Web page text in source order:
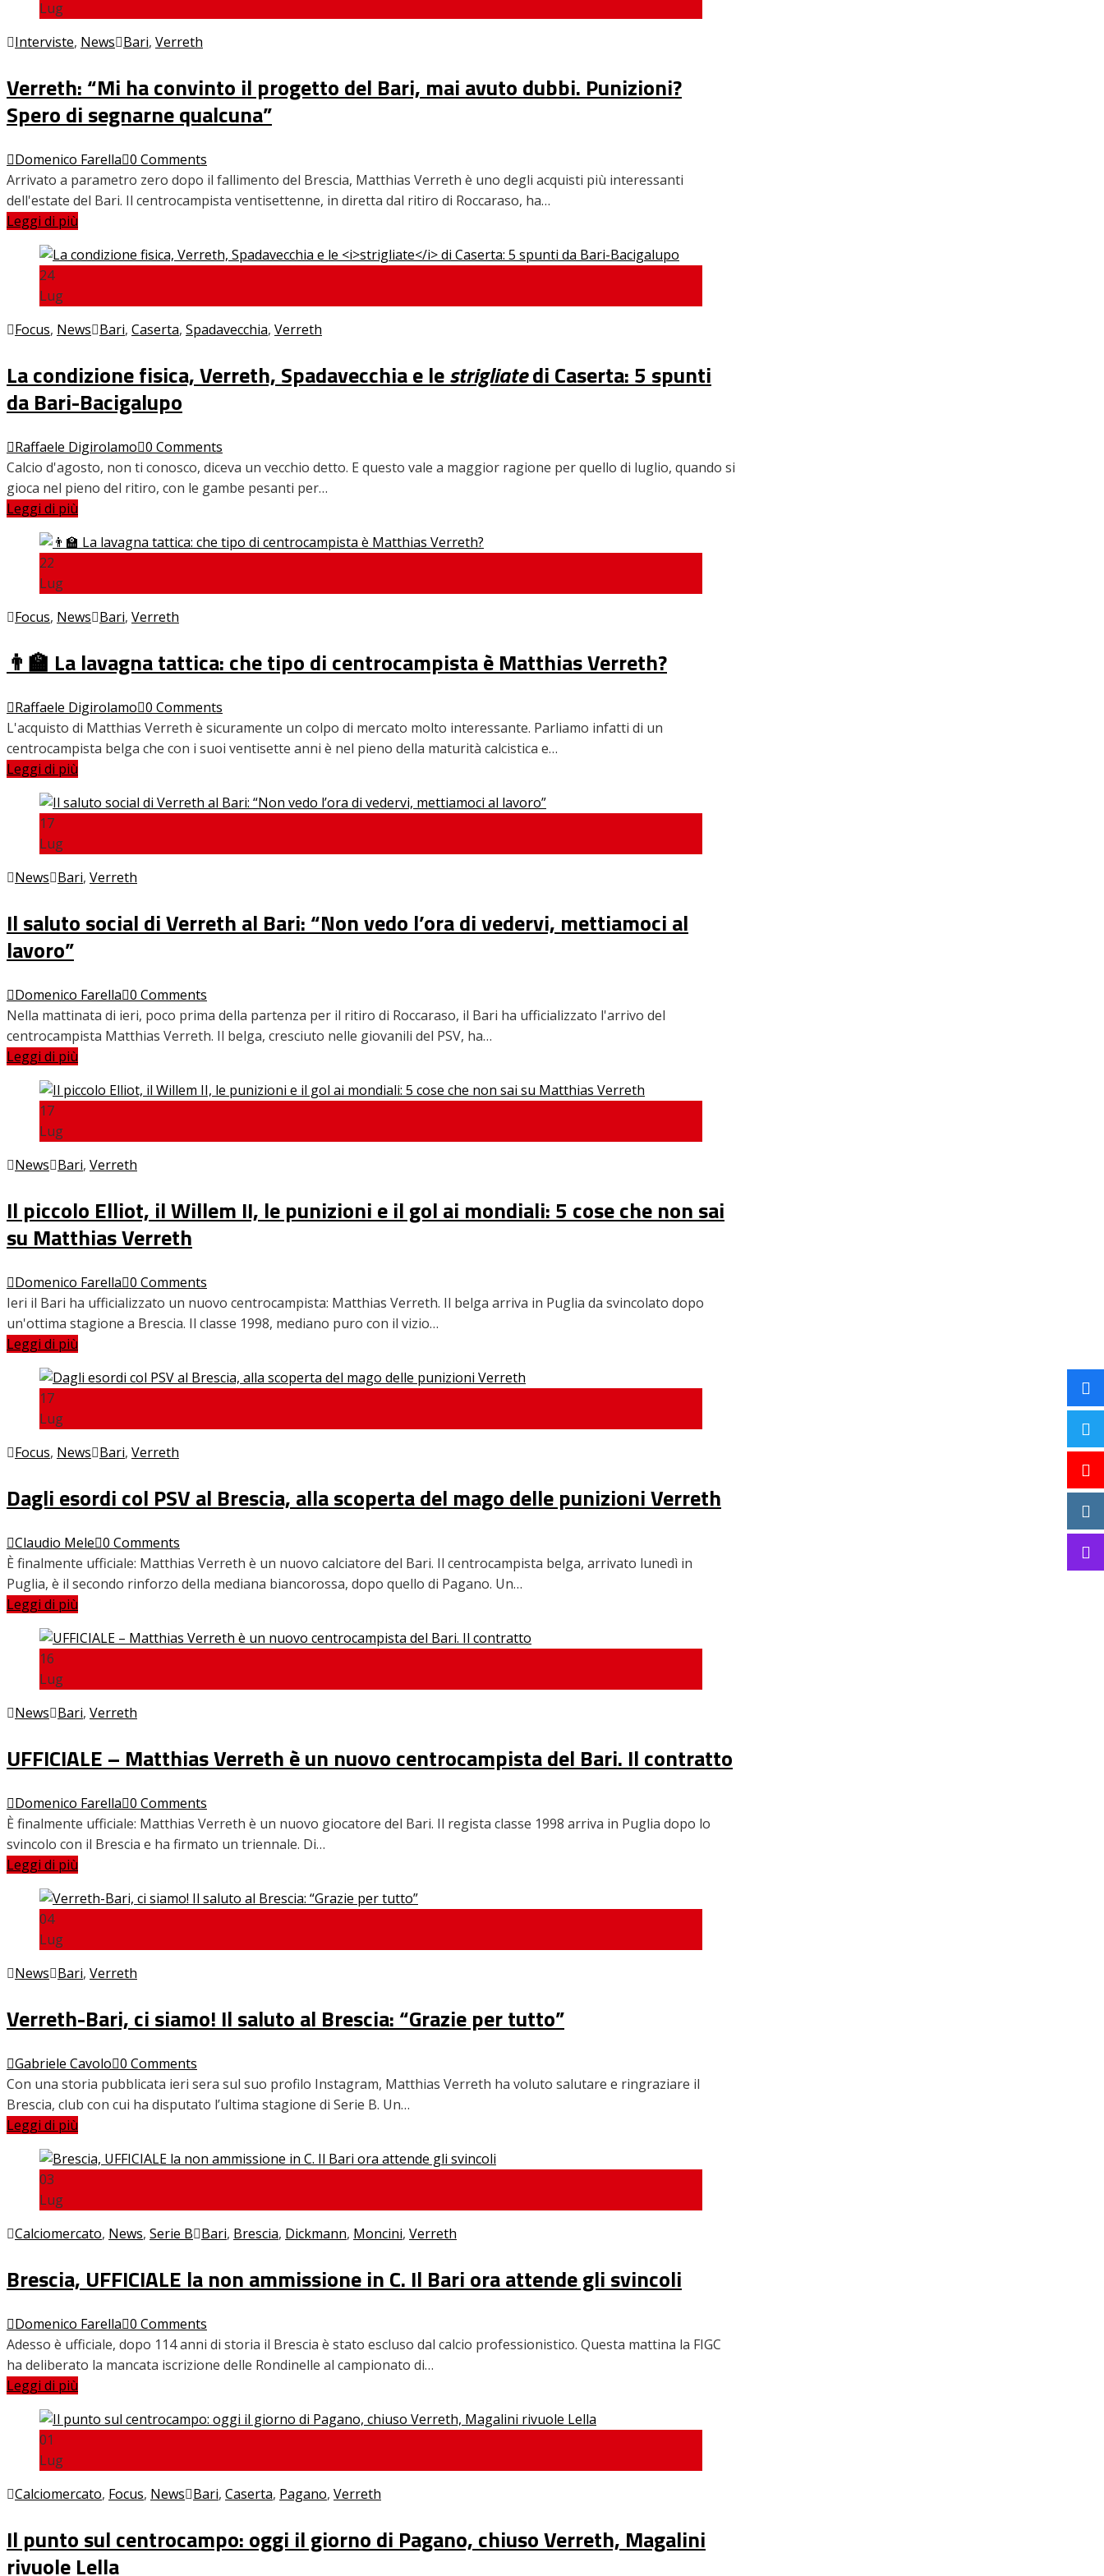
FOCUS
CALCIOMERCATO
SERIE B
VIDEO
News
Amarcord
Ex
L’avversario
Le pagelle
Interviste
Focus
Calciomercato
Video
Lug
Interviste, News Bari, Verreth
Verreth: “Mi ha convinto il progetto del Bari, mai avuto dubbi. Punizioni?
Spero di segnarne qualcuna”
Domenico Farella 0 Comments
Arrivato a parametro zero dopo il fallimento del Brescia, Matthias Verreth è uno degli acquisti più interessanti
dell'estate del Bari. Il centrocampista ventisettenne, in diretta dal ritiro di Roccaraso, ha…
Leggi di più
24
Lug
Focus, News Bari, Caserta, Spadavecchia, Verreth
La condizione fisica, Verreth, Spadavecchia e lestrigliatedi Caserta: 5 spunti
da Bari-Bacigalupo
Raffaele Digirolamo 0 Comments
Calcio d'agosto, non ti conosco, diceva un vecchio detto. E questo vale a maggior ragione per quello di luglio, quando si
gioca nel pieno del ritiro, con le gambe pesanti per…
Leggi di più
22
Lug
Focus, News Bari, Verreth
👨‍🏫 La lavagna tattica: che tipo di centrocampista è Matthias Verreth?
Raffaele Digirolamo 0 Comments
L'acquisto di Matthias Verreth è sicuramente un colpo di mercato molto interessante. Parliamo infatti di un
centrocampista belga che con i suoi ventisette anni è nel pieno della maturità calcistica e…
Leggi di più
17
Lug
News Bari, Verreth
Il saluto social di Verreth al Bari: “Non vedo l’ora di vedervi, mettiamoci al
lavoro”
Domenico Farella 0 Comments
Nella mattinata di ieri, poco prima della partenza per il ritiro di Roccaraso, il Bari ha ufficializzato l'arrivo del
centrocampista Matthias Verreth. Il belga, cresciuto nelle giovanili del PSV, ha…
Leggi di più
17
Lug
News Bari, Verreth
Il piccolo Elliot, il Willem II, le punizioni e il gol ai mondiali: 5 cose che non sai
su Matthias Verreth
Domenico Farella 0 Comments
Ieri il Bari ha ufficializzato un nuovo centrocampista: Matthias Verreth. Il belga arriva in Puglia da svincolato dopo
un'ottima stagione a Brescia. Il classe 1998, mediano puro con il vizio…
Leggi di più
17
Lug
Focus, News Bari, Verreth
Dagli esordi col PSV al Brescia, alla scoperta del mago delle punizioni Verreth
Claudio Mele 0 Comments
È finalmente ufficiale: Matthias Verreth è un nuovo calciatore del Bari. Il centrocampista belga, arrivato lunedì in
Puglia, è il secondo rinforzo della mediana biancorossa, dopo quello di Pagano. Un…
Leggi di più
16
Lug
News Bari, Verreth
UFFICIALE – Matthias Verreth è un nuovo centrocampista del Bari. Il contratto
Domenico Farella 0 Comments
È finalmente ufficiale: Matthias Verreth è un nuovo giocatore del Bari. Il regista classe 1998 arriva in Puglia dopo lo
svincolo con il Brescia e ha firmato un triennale. Di…
Leggi di più
04
Lug
News Bari, Verreth
Verreth-Bari, ci siamo! Il saluto al Brescia: “Grazie per tutto”
Gabriele Cavolo 0 Comments
Con una storia pubblicata ieri sera sul suo profilo Instagram, Matthias Verreth ha voluto salutare e ringraziare il
Brescia, club con cui ha disputato l’ultima stagione di Serie B. Un…
Leggi di più
03
Lug
Calciomercato, News, Serie B Bari, Brescia, Dickmann, Moncini, Verreth
Brescia, UFFICIALE la non ammissione in C. Il Bari ora attende gli svincoli
Domenico Farella 0 Comments
Adesso è ufficiale, dopo 114 anni di storia il Brescia è stato escluso dal calcio professionistico. Questa mattina la FIGC
ha deliberato la mancata iscrizione delle Rondinelle al campionato di…
Leggi di più
01
Lug
Calciomercato, Focus, News Bari, Caserta, Pagano, Verreth
Il punto sul centrocampo: oggi il giorno di Pagano, chiuso Verreth, Magalini
rivuole Lella